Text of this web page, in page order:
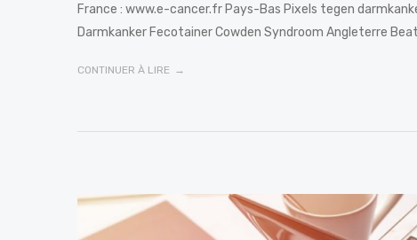
France : www.e-cancer.fr Pays-Bas Pixels tegen
Darmkanker Fecotainer Cowden Syndroom Angleterre
CONTINUER À LIRE